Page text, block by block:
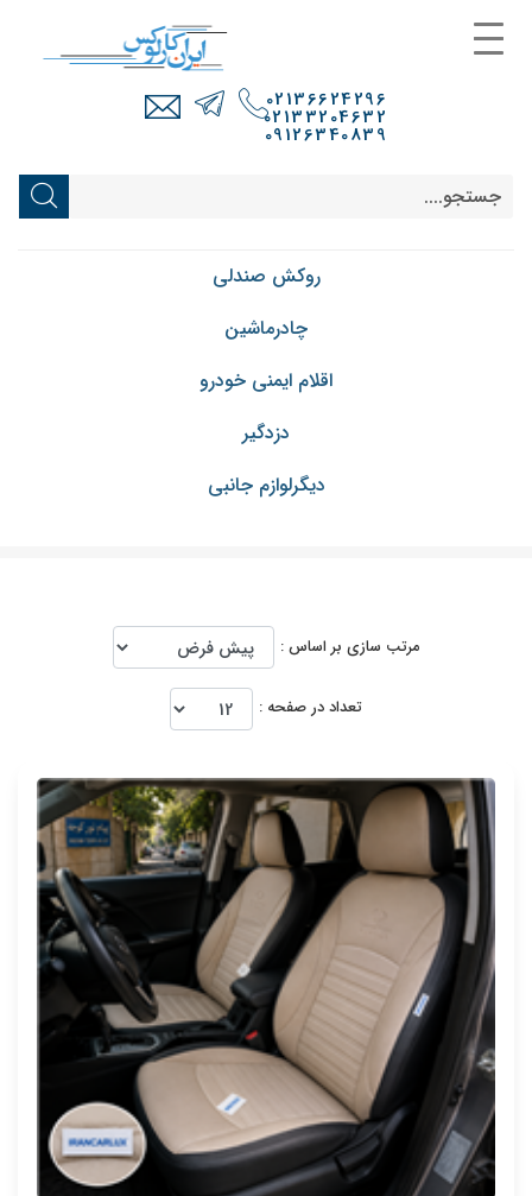
روکش صندلی
چادرماشین
اقلام ایمنی خودرو
دزدگیر
دیگرلوازم جانبی
02136624296
02133204632
09126340839
مرتب سازی بر اساس :
تعداد در صفحه :